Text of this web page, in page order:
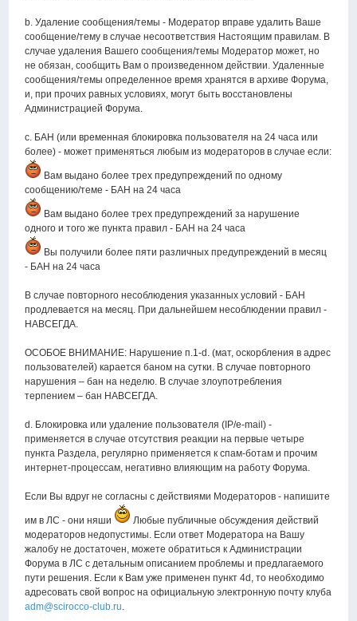
b. Удаление сообщения/темы - Модератор вправе удалить Ваше
сообщение/тему в случае несоответствия Настоящим правилам. В
случае удаления Вашего сообщения/темы Модератор может, но
не обязан, сообщить Вам о произведенном действии. Удаленные
сообщения/темы определенное время хранятся в архиве Форума,
и, при прочих равных условиях, могут быть восстановлены
Администрацией Форума.
c. БАН (или временная блокировка пользователя на 24 часа или
более) - может применяться любым из модераторов в случае если:
Вам выдано более трех предупреждений по одному
сообщению/теме - БАН на 24 часа
Вам выдано более трех предупреждений за нарушение
одного и того же пункта правил - БАН на 24 часа
Вы получили более пяти различных предупреждений в месяц
- БАН на 24 часа
В случае повторного несоблюдения указанных условий - БАН
продлевается на месяц. При дальнейшем несоблюдении правил -
НАВСЕГДА.
ОСОБОЕ ВНИМАНИЕ: Нарушение п.1-d. (мат, оскорбления в адрес
пользователей) карается баном на сутки. В случае повторного
нарушения – бан на неделю. В случае злоупотребления
терпением – бан НАВСЕГДА.
d. Блокировка или удаление пользователя (IP/e-mail) -
применяется в случае отсутствия реакции на первые четыре
пункта Раздела, регулярно применяется к спам-ботам и прочим
интернет-процессам, негативно влияющим на работу Форума.
Если Вы вдруг не согласны с действиями Модераторов - напишите
им в ЛС - они няши
Любые публичные обсуждения действий
модераторов недопустимы. Если ответ Модератора на Вашу
жалобу не достаточен, можете обратиться к Администрации
Форума в ЛС с детальным описанием проблемы и предлагаемого
пути решения. Если к Вам уже применен пункт 4d, то необходимо
адресовать свой вопрос на официальную электронную почту клуба
adm@scirocco-club.ru.